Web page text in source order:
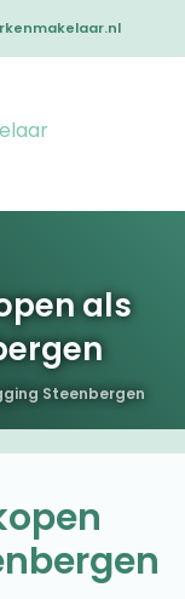
als
Steenbergen